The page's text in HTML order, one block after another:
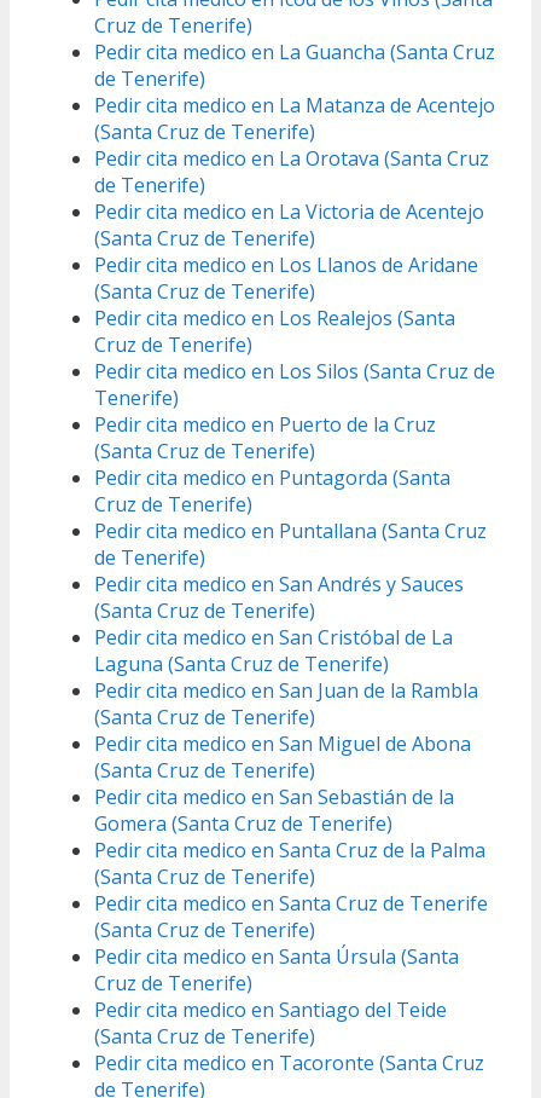
Cruz de Tenerife)
Pedir cita medico en La Guancha (Santa Cruz
de Tenerife)
Pedir cita medico en La Matanza de Acentejo
(Santa Cruz de Tenerife)
Pedir cita medico en La Orotava (Santa Cruz
de Tenerife)
Pedir cita medico en La Victoria de Acentejo
(Santa Cruz de Tenerife)
Pedir cita medico en Los Llanos de Aridane
(Santa Cruz de Tenerife)
Pedir cita medico en Los Realejos (Santa
Cruz de Tenerife)
Pedir cita medico en Los Silos (Santa Cruz de
Tenerife)
Pedir cita medico en Puerto de la Cruz
(Santa Cruz de Tenerife)
Pedir cita medico en Puntagorda (Santa
Cruz de Tenerife)
Pedir cita medico en Puntallana (Santa Cruz
de Tenerife)
Pedir cita medico en San Andrés y Sauces
(Santa Cruz de Tenerife)
Pedir cita medico en San Cristóbal de La
Laguna (Santa Cruz de Tenerife)
Pedir cita medico en San Juan de la Rambla
(Santa Cruz de Tenerife)
Pedir cita medico en San Miguel de Abona
(Santa Cruz de Tenerife)
Pedir cita medico en San Sebastián de la
Gomera (Santa Cruz de Tenerife)
Pedir cita medico en Santa Cruz de la Palma
(Santa Cruz de Tenerife)
Pedir cita medico en Santa Cruz de Tenerife
(Santa Cruz de Tenerife)
Pedir cita medico en Santa Úrsula (Santa
Cruz de Tenerife)
Pedir cita medico en Santiago del Teide
(Santa Cruz de Tenerife)
Pedir cita medico en Tacoronte (Santa Cruz
de Tenerife)